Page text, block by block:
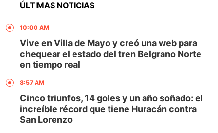
ÚLTIMAS NOTICIAS
10:00 AM
Vive en Villa de Mayo y creó una web para
chequear el estado del tren Belgrano Norte
en tiempo real
8:57 AM
Cinco triunfos, 14 goles y un año soñado: el
increíble récord que tiene Huracán contra
San Lorenzo